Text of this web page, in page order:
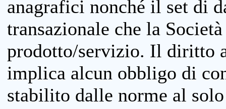
anagrafici nonché il set di
transazionale che la
prodotto/servizio. Il diritto
implica alcun obbligo di
stabilito dalle norme al